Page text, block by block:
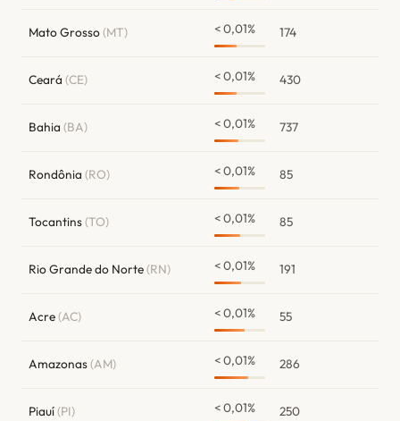
Mato Grosso(MT) < 0,01% 174
Ceará (CE) < 0,01% 430
Bahia (BA) < 0,01% 737
Rondônia (RO) < 0,01% 85
Tocantins(TO) < 0,01% 85
Rio Grande do Norte(RN) < 0,01% 191
Acre(AC) < 0,01% 55
Amazonas(AM) < 0,01% 286
Piauí(PI) < 0,01% 250